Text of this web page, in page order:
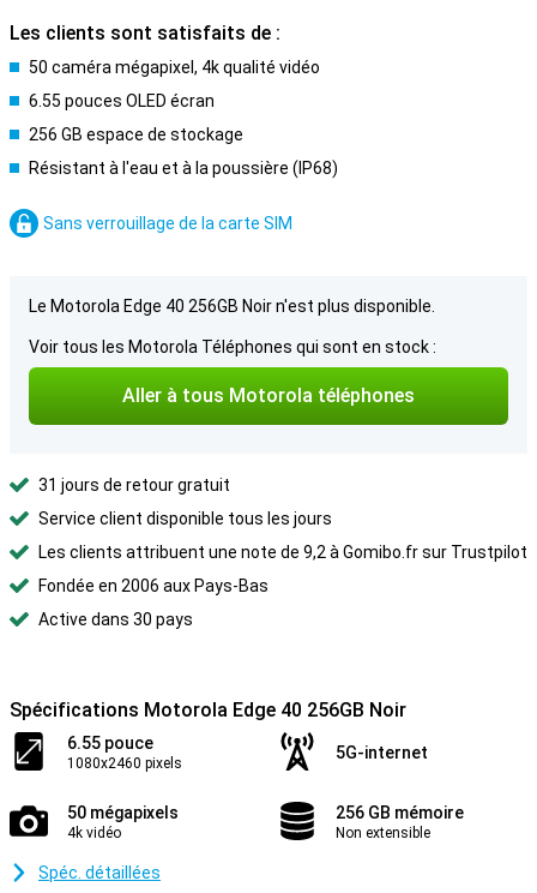
Les clients sont satisfaits de :
50 caméra mégapixel, 4k qualité vidéo
6.55 pouces OLED écran
256 GB espace de stockage
Résistant à l'eau et à la poussière (IP68)
Sans verrouillage de la carte SIM
Le Motorola Edge 40 256GB Noir n'est plus disponible.
Voir tous les Motorola Téléphones qui sont en stock :
Aller à tous Motorola téléphones
31 jours de retour gratuit
Service client disponible tous les jours
Les clients attribuent une note de 9,2 à Gomibo.fr sur Trustpilot
Fondée en 2006 aux Pays-Bas
Active dans 30 pays
Spécifications Motorola Edge 40 256GB Noir
6.55 pouce
1080x2460 pixels
5G-internet
50 mégapixels
4k vidéo
256 GB mémoire
Non extensible
Spéc. détaillées